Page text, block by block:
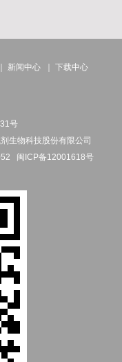
新闻中心 ｜ 下载中心
号
生物科技股份有限公司
闽ICP备12001618号